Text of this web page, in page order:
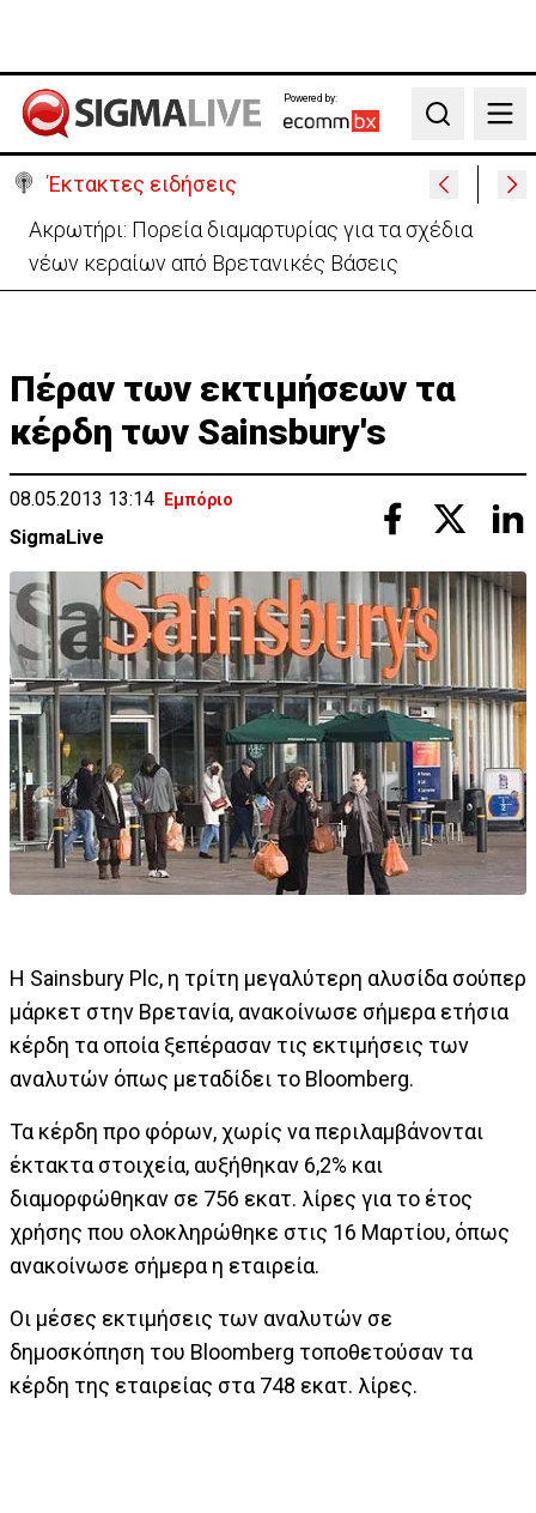
Powered by:
Search
Έκτακτες ειδήσεις
«Πόλεμος» Σάντσεθ-Μελόνι λόγω της Θέουτα:
Ελέγχους και από Ισπανία στα σύνορα
Πέραν των εκτιμήσεων τα
κέρδη των Sainsbury's
08.05.2013 13:14 Εμπόριο
SigmaLive
Η Sainsbury Plc, η τρίτη μεγαλύτερη αλυσίδα σούπερ
μάρκετ στην Βρετανία, ανακοίνωσε σήμερα ετήσια
κέρδη τα οποία ξεπέρασαν τις εκτιμήσεις των
αναλυτών όπως μεταδίδει το Bloomberg.
Τα κέρδη προ φόρων, χωρίς να περιλαμβάνονται
έκτακτα στοιχεία, αυξήθηκαν 6,2% και
διαμορφώθηκαν σε 756 εκατ. λίρες για το έτος
χρήσης που ολοκληρώθηκε στις 16 Μαρτίου, όπως
ανακοίνωσε σήμερα η εταιρεία.
Οι μέσες εκτιμήσεις των αναλυτών σε
δημοσκόπηση του Bloomberg τοποθετούσαν τα
κέρδη της εταιρείας στα 748 εκατ. λίρες.